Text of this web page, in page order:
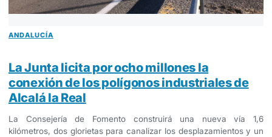
ANDALUCÍA
La Junta licita por ocho millones la
conexión de los polígonos industriales de
Alcalá la Real
La Consejería de Fomento construirá una nueva vía 1,6
kilómetros, dos glorietas para canalizar los desplazamientos y un